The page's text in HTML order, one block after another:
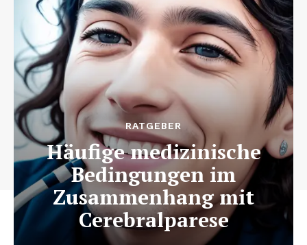
RATGEBER
Häufige medizinische
Bedingungen im
Zusammenhang mit
Cerebralparese